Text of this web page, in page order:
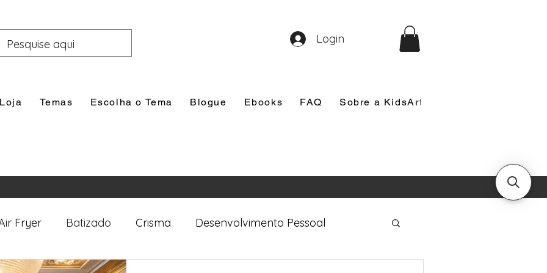
Loja Temas Escolha o Tema Blogue Ebooks FAQ Sobre a KidsArt
Login
Fryer Batizado Crisma Desenvolvimento Pessoal